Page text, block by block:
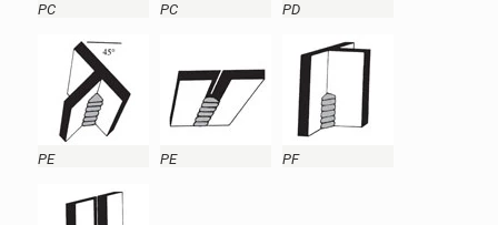
PC PC PD
PE PE PF